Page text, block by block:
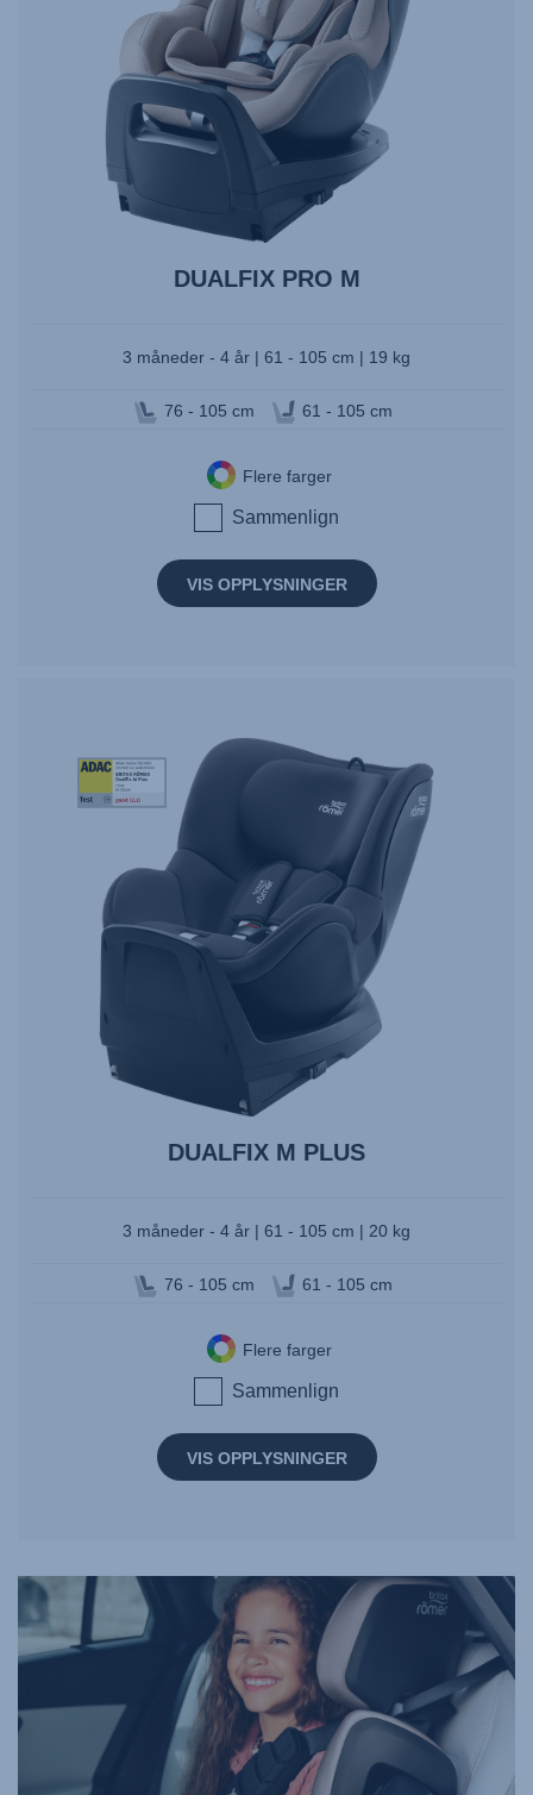
DUALFIX PRO M
3 måneder - 4 år | 61 - 105 cm | 19 kg
76 - 105 cm 61 - 105 cm
Flere farger
Sammenlign
VIS OPPLYSNINGER
ADAC-
DUALFIX
PLUS-
DUALFIX M PLUS
3 måneder - 4 år | 61 - 105 cm | 20 kg
76 - 105 cm 61 - 105 cm
Flere farger
Sammenlign
VIS OPPLYSNINGER